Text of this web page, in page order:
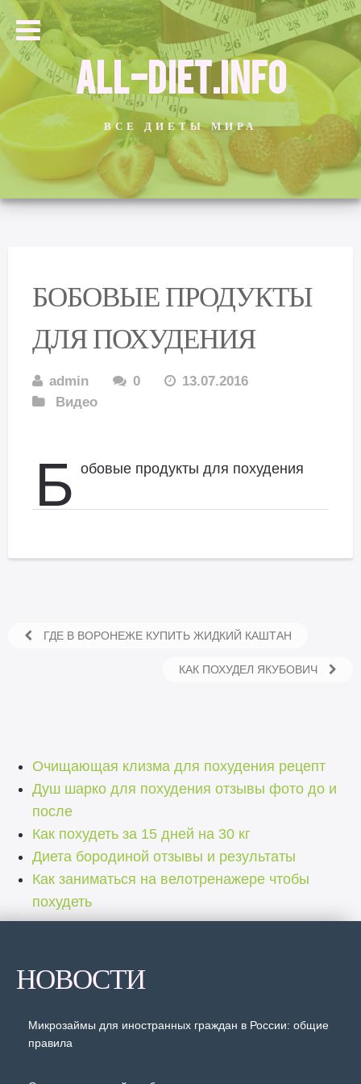
ALL-DIET.INFO
ВСЕ ДИЕТЫ МИРА
БОБОВЫЕ ПРОДУКТЫ
ДЛЯ ПОХУДЕНИЯ
admin 0
13.07.2016
Видео
Б обовые продукты для похудения
ГДЕ В ВОРОНЕЖЕ КУПИТЬ ЖИДКИЙ КАШТАН
КАК ПОХУДЕЛ ЯКУБОВИЧ
Очищающая клизма для похудения рецепт
Душ шарко для похудения отзывы фото до и
после
Как похудеть за 15 дней на 30 кг
Диета бородиной отзывы и результаты
Как заниматься на велотренажере чтобы
похудеть
НОВОСТИ
Микрозаймы для иностранных граждан в России: общие
правила